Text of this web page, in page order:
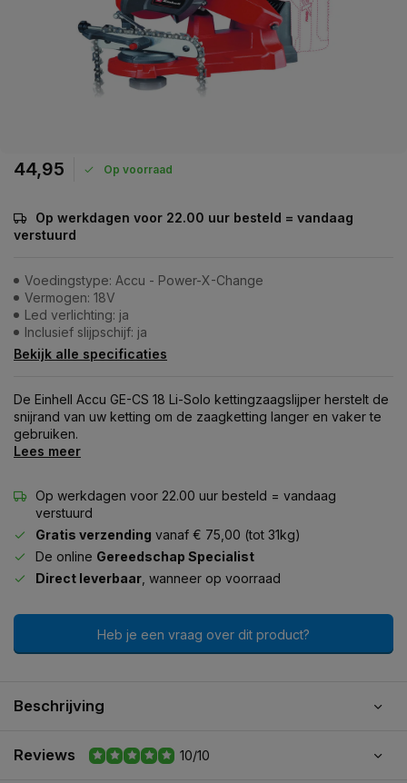
44,95 Op voorraad
Op werkdagen voor 22.00 uur besteld = vandaag
verstuurd
Voedingstype: Accu - Power-X-Change
Vermogen: 18V
Led verlichting: ja
Inclusief slijpschijf: ja
Bekijk alle specificaties
De Einhell Accu GE-CS 18 Li-Solo kettingzaagslijper herstelt de
snijrand van uw ketting om de zaagketting langer en vaker te
gebruiken.
Lees meer
Op werkdagen voor 22.00 uur besteld = vandaag
verstuurd
Gratis verzending vanaf € 75,00 (tot 31kg)
De online Gereedschap Specialist
Direct leverbaar , wanneer op voorraad
Heb je een vraag over dit product?
Beschrijving
Reviews 10/10